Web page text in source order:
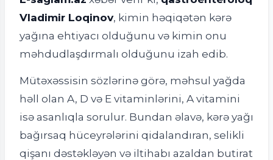
Vladimir Loqinov, kimin həqiqətən kərə
yağına ehtiyacı olduğunu və kimin onu
məhdudlaşdırmalı olduğunu izah edib.
Mütəxəssisin sözlərinə görə, məhsul yağda
həll olan A, D və E vitaminlərini, A vitamini
isə asanlıqla sorulur. Bundan əlavə, kərə yağı
bağırsaq hüceyrələrini qidalandıran, selikli
qişanı dəstəkləyən və iltihabı azaldan butirat